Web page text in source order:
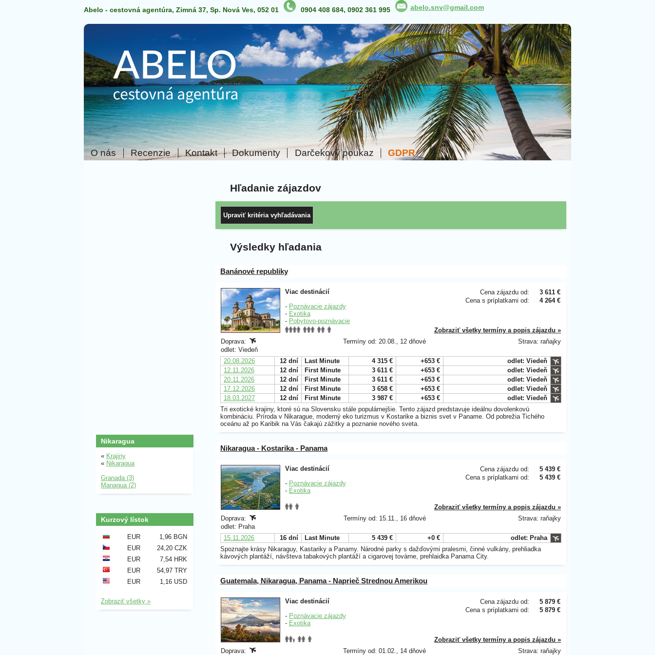
Abelo - cestovná agentúra, Zimná 37, Sp. Nová Ves, 052 01 0904 408 684, 0902 361 995 abelo.snv@gmail.com
O nás Recenzie Kontakt Dokumenty Darčekový poukaz GDPR
Hľadanie zájazdov
Výsledky hľadania
Banánové republiky
Cena zájazdu od:
3 611 €
Cena s príplatkami od:
4 264 €
Viac destinácií
- Poznávacie zájazdy
- Exotika
- Pobytovo-poznávacie
Zobraziť všetky termíny a popis zájazdu »
Doprava:
Termíny od: 20.08., 12 dňové
Strava: raňajky
odlet: Viedeň
20.08.2026
12 dní Last Minute 4 315 € +653 €
odlet: Viedeň
12.11.2026
12 dní First Minute 3 611 € +653 €
odlet: Viedeň
20.11.2026
12 dní First Minute 3 611 € +653 €
odlet: Viedeň
17.12.2026
12 dní First Minute 3 658 € +653 €
odlet: Viedeň
18.03.2027
12 dní First Minute 3 987 € +653 €
odlet: Viedeň
Tri exotické krajiny, ktoré sú na Slovensku stále populárnejšie. Tento zájazd predstavuje ideálnu dovolenkovú
kombináciu. Príroda v Nikarague, moderný eko turizmus v Kostarike a biznis svet v Paname. Od pobrežia Tichého
oceánu až po Karibik na Vás čakajú zážitky a poznanie nového sveta.
Nikaragua - Kostarika - Panama
Cena zájazdu od:
5 439 €
Cena s príplatkami od:
5 439 €
Viac destinácií
- Poznávacie zájazdy
- Exotika
Zobraziť všetky termíny a popis zájazdu »
Doprava:
Termíny od: 15.11., 16 dňové
Strava: raňajky
odlet: Praha
15.11.2026
16 dní Last Minute 5 439 € +0 €
odlet: Praha
Spoznajte krásy Nikaraguy, Kastariky a Panamy. Národné parky s dažďovými pralesmi, činné vulkány, prehliadka
kávových plantáží, návšteva tabakových plantáží a cigarovej továrne, prehlaidka Panama City.
Guatemala, Nikaragua, Panama - Naprieč Strednou Amerikou
Cena zájazdu od:
5 879 €
Cena s príplatkami od:
5 879 €
Viac destinácií
- Poznávacie zájazdy
- Exotika
Zobraziť všetky termíny a popis zájazdu »
Doprava:
Termíny od: 01.02., 14 dňové Strava: raňajky
Nikaragua
« Krajiny
« Nikaragua
Granada (3)
Managua (2)
Kurzový lístok
EUR
1,96 BGN
EUR
24,20 CZK
EUR
7,54 HRK
EUR
54,97 TRY
EUR
1,16 USD
Zobraziť všetky »